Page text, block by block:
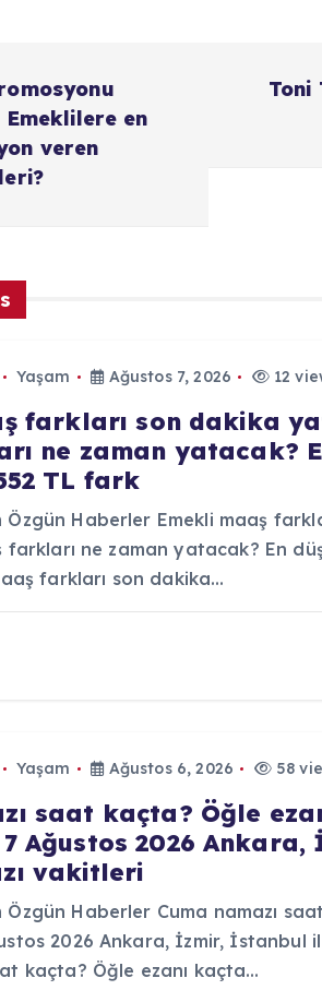
Emeklilere en
veren
Toni
Yaşam Ağustos 7, 2026 12
farkları son dakika
ne zaman yatacak?
TL fark
Haberler Emekli maaş
farkları ne zaman yatacak? En
farkları son dakika…
Yaşam Ağustos 6, 2026 58
saat kaçta? Öğle
Ağustos 2026
vakitleri
Haberler Cuma namazı
2026 Ankara, İzmir, İstanbul
kaçta? Öğle ezanı kaçta…